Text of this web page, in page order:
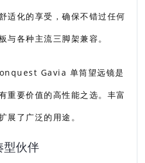
适化的享受，确保不错过任何
与各种主流三脚架兼容。
Gavia 单筒望远镜是
重要价值的高性能之选。丰富
展了广泛的用途。
型伙伴